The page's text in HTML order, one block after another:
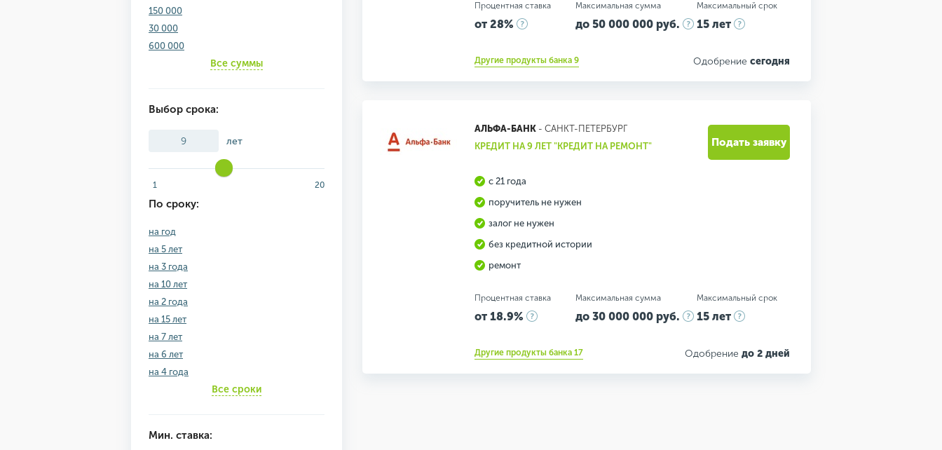
150 000
30 000
600 000
Все суммы
Выбор срока:
лет
1 20
По сроку:
на год
на 5 лет
на 3 года
на 10 лет
на 2 года
на 15 лет
на 7 лет
на 6 лет
на 4 года
Все сроки
Мин. ставка:
Процентная ставка
от 28%
Максимальная сумма
до 50 000 000 руб.
Максимальный срок
15 лет
Другие продукты банка 9 Одобрение сегодня
АЛЬФА-БАНК- САНКТ-ПЕТЕРБУРГ
КРЕДИТ НА 9 ЛЕТ "КРЕДИТ НА РЕМОНТ"
с 21 года
поручитель не нужен
залог не нужен
без кредитной истории
ремонт
Процентная ставка
от 18.9%
Максимальная сумма
до 30 000 000 руб.
Максимальный срок
15 лет
Другие продукты банка 17 Одобрение до 2 дней
Подать заявку